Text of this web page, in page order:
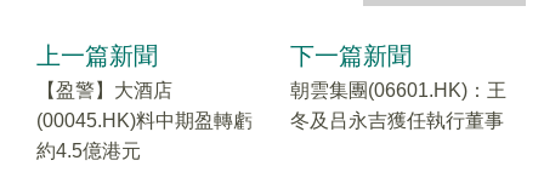
上一篇新聞
【盈警】大酒店
(00045.HK)料中期盈轉虧
約4.5億港元
下一篇新聞
朝雲集團(06601.HK)：王
冬及吕永吉獲任執行董事